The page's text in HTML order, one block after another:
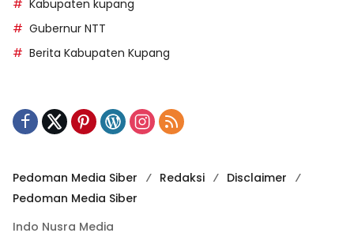
Kabupaten kupang
Gubernur NTT
Berita Kabupaten Kupang
Pedoman Media Siber Redaksi
Disclaimer
Pedoman Media Siber
Indo Nusra Media